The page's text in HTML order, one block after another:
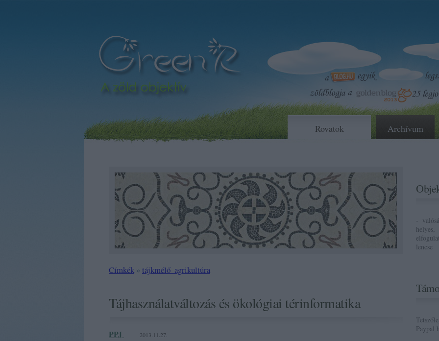
Archívum
Rovatok
Címkék » tájkmélő_agrikultúra
Tájhasználatváltozás és ökológiai térinformatika
PPJ 2013.11.27.
-
lencse
Paypal